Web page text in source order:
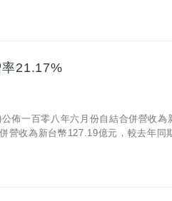
21.17%
佈一百零八年六月份自結合併營收
收為新台幣127.19億元，較去年同